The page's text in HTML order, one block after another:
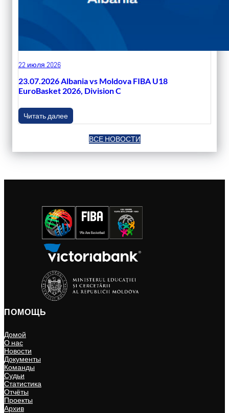
22 июля 2026
23.07.2026 Albania vs Moldova FIBA U18
EuroBasket 2026, Division C
Читать далее
ВСЕ НОВОСТИ
ПОМОЩЬ
Домой
О нас
Новости
Документы
Команды
Судьи
Статистика
Отчёты
Проекты
Архив